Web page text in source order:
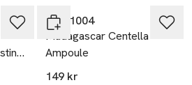
SKIN1004
Madagascar Centella
Ampoule
149 kr